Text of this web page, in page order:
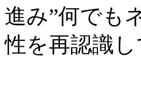
進み”何でも
性を再認識し